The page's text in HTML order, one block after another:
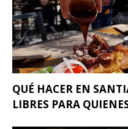
QUÉ HACER EN
LIBRES PARA